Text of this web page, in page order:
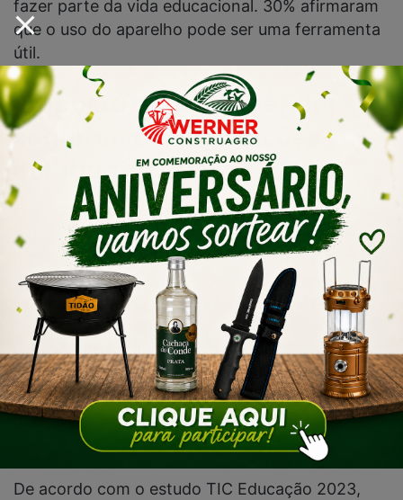
fazer parte da vida educacional. 30% afirmaram
que o uso do aparelho pode ser uma ferramenta
útil.
Proposta do MEC quer dar
segurança a legislações
estaduais
O
trabalha em um projeto de lei para proibir
o uso dos aparelhos nas escolas. Segundo a
pasta, a intenção da proposta é garantir maior
segurança jurídica aos estados que já possuem
leis que proíbem os celulares nas escolas.
O MEC ainda argumenta que a medida está em
consonância com o resultado de estudos
internacionais sobre o tema, os quais apontam
que osaparelhos causam distrações nos
estudantes, interferindo no aprendizado.
De acordo com o estudo TIC Educação 2023,